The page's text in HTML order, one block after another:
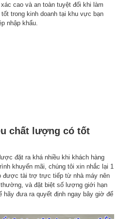
cao và an toàn tuyệt đối khi làm
trong kinh doanh tại khu vực bạn
nhập khẩu.
chất lượng có tốt
đặt ra khá nhiều khi khách hàng
khuyến mãi, chúng tôi xin nhắc lại 1
được tài trợ trực tiếp từ nhà máy nên
và đặt biệt số lượng giới hạn
đưa ra quyết định ngay bây giờ để